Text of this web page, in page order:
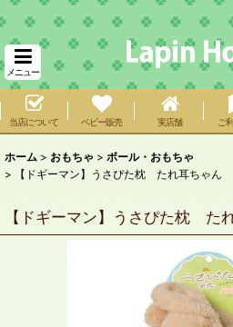
メニュー
当店について ベビー販売 実店舗 ご
ホーム > おもちゃ > ボール・おもちゃ
>
【ドギーマン】うさぴた枕 たれ耳ちゃん
【ドギーマン】うさぴた枕 た